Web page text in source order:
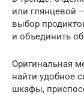
или глянцевой
выбор
и объединить
Оригинальная
найти удобное
шкафы,